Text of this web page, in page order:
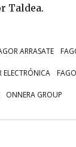
Taldea.
ARRASATE
ELECTRÓNICA
ONNERA GROUP